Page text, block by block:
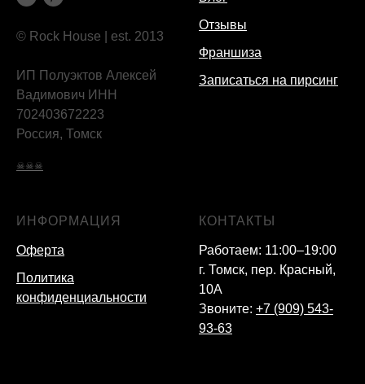
© Rock House | est. 2013
ИП Полуэктов Алексей
Вадимович ИНН
702403672223
Россия, Томск
☠☠☠
Отзывы
Франшиза
Записаться на пирсинг
ИНФОРМАЦИЯ
Оферта
Политика
конфиденциальности
КОНТАКТЫ
Работаем: 11:00–19:00
г. Томск, пер. Красный,
10А
Звоните: +7 (909) 543-
93-63